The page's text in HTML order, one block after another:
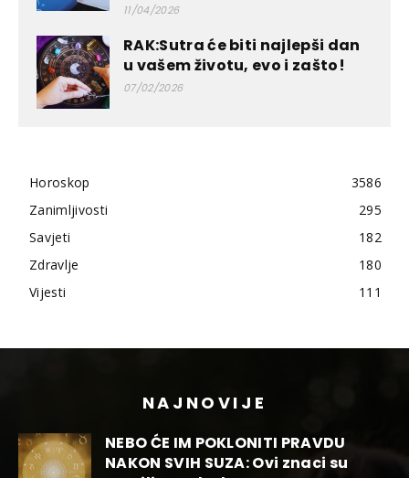
11/04/2026
RAK:Sutra će biti najlepši dan
u vašem životu, evo i zašto!
07/02/2026
Horoskop
3586
Zanimljivosti
295
Savjeti
182
Zdravlje
180
Vijesti
111
NAJNOVIJE
NEBO ĆE IM POKLONITI PRAVDU
NAKON SVIH SUZA: Ovi znaci su